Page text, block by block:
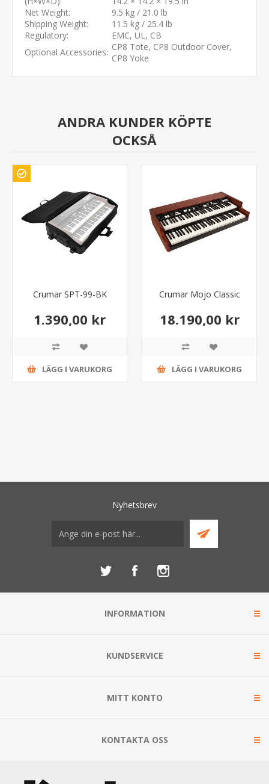
Net Weight:
9.5 kg / 21.0 lb
Shipping Weight:
11.5 kg / 25.4 lb
Regulatory:
EMC, UL, CB
Optional Accessories: CP8 Tote, CP8 Outdoor Cover,
CP8 Yoke
ANDRA KUNDER KÖPTE
OCKSÅ
Crumar SPT-99-BK
1.390,00 kr
LÄGG I VARUKORG
Crumar Mojo Classic
18.190,00 kr
LÄGG I VARUKORG
Nyhetsbrev
INFORMATION
KUNDSERVICE
MITT KONTO
KONTAKTA OSS